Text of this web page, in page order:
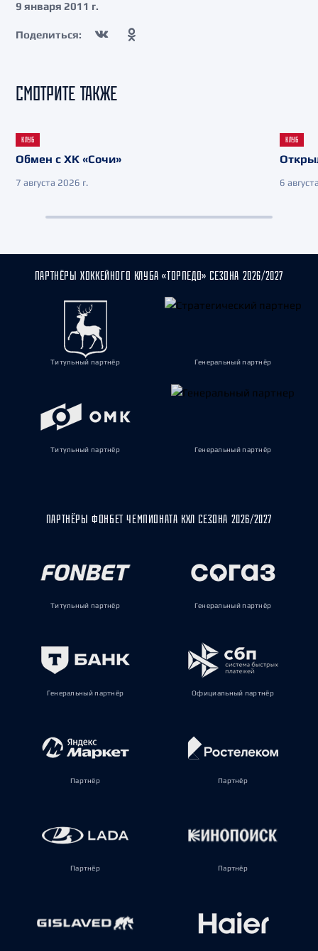
9 января 2011 г.
Поделиться:
СМОТРИТЕ ТАКЖЕ
КЛУБ
Обмен с ХК «Сочи»
7 августа 2026 г.
КЛУБ
6
ПАРТНЁРЫ ХОККЕЙНОГО КЛУБА «ТОРПЕДО» СЕЗОНА 2026/2027
Титульный партнёр Генеральный партнёр
Титульный партнёр Генеральный партнёр
ПАРТНЁРЫ ФОНБЕТ ЧЕМПИОНАТА КХЛ СЕЗОНА 2026/2027
Титульный партнёр Генеральный партнёр
Генеральный партнёр Официальный партнёр
Партнёр Партнёр
Партнёр Партнёр